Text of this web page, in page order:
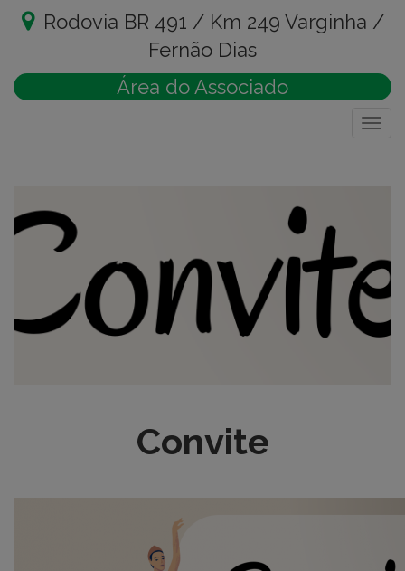
Rodovia BR 491 / Km 249 Varginha /
Fernão Dias
Área do Associado
Convite